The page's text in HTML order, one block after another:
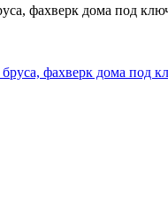
фахверк дома под